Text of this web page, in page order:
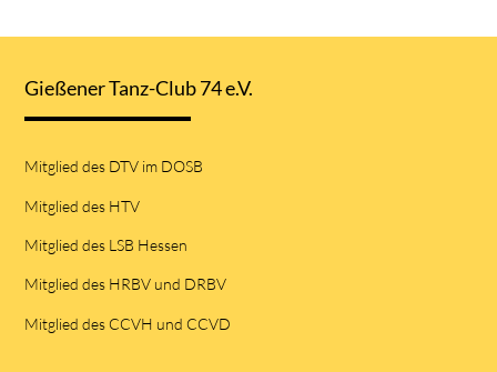
Gießener Tanz-Club 74 e.V.
Mitglied des DTV im DOSB
Mitglied des HTV
Mitglied des LSB Hessen
Mitglied des HRBV und DRBV
Mitglied des CCVH und CCVD